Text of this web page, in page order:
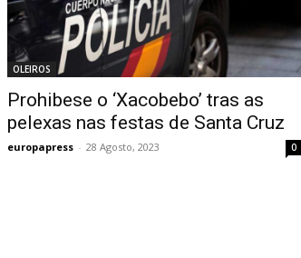
OLEIROS
Prohibese o ‘Xacobebo’ tras as
pelexas nas festas de Santa Cruz
europapress - 28 Agosto, 2023 0